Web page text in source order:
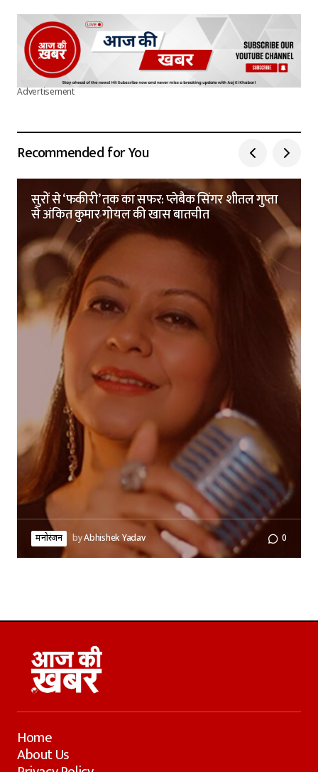
Advertisement
Recommended for You
सुरों से ‘फकीरी’ तक का सफर: प्लेबैक सिंगर शीतल गुप्ता
से अंकित कुमार गोयल की खास बातचीत
मनोरंजन byAbhishek Yadav 0
Home
About Us